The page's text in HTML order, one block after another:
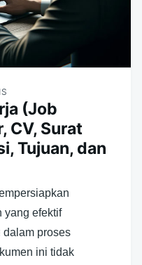
(Job
CV, Surat
Tujuan, dan
yang efektif
dalam proses
ini tidak